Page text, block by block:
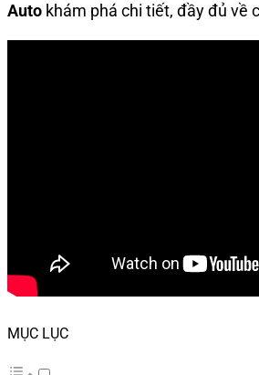
Auto khám phá chi tiết, đầy đủ về
MỤC LỤC